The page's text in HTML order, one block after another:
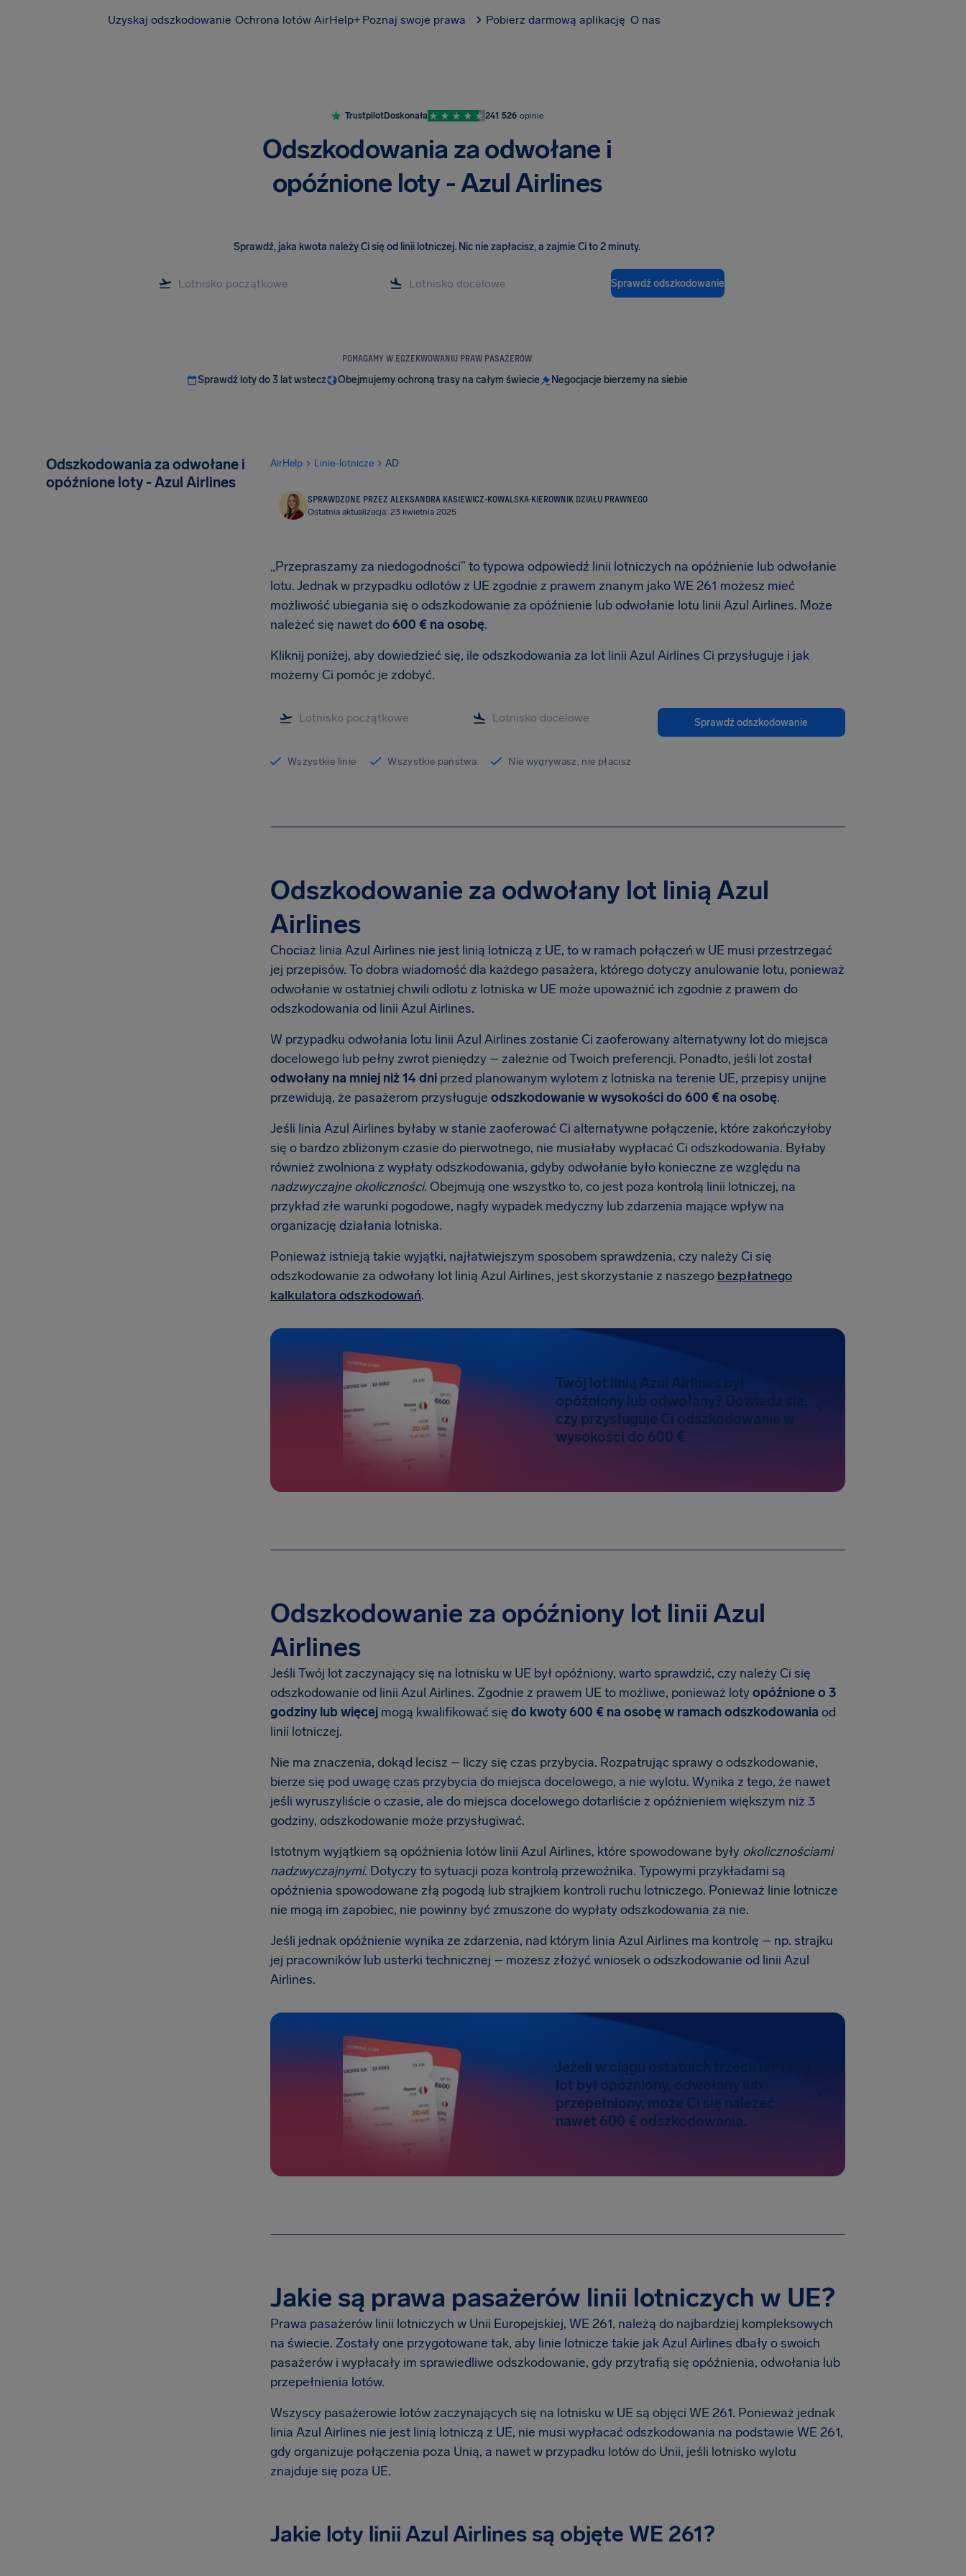
Uzyskaj odszkodowanie Ochrona lotów AirHelp+ Poznaj swoje prawa Pobierz darmową aplikację O nas
TrustpilotDoskonała 241 526 opinie
Odszkodowania za odwołane i
opóźnione loty - Azul Airlines
Sprawdź, jaka kwota należy Ci się od linii lotniczej. Nic nie zapłacisz, a zajmie Ci to 2 minuty.
Sprawdź odszkodowanie
POMAGAMY W EGZEKWOWANIU PRAW PASAŻERÓW
Sprawdź loty do 3 lat wstecz Obejmujemy ochroną trasy na całym świecie Negocjacje bierzemy na siebie
Odszkodowania za odwołane i
opóźnione loty - Azul Airlines
AirHelp Linie-lotnicze AD
SPRAWDZONE PRZEZ ALEKSANDRA KASIEWICZ-KOWALSKA·KIEROWNIK DZIAŁU PRAWNEGO
Ostatnia aktualizacja: 23 kwietnia 2025
„Przepraszamy za niedogodności” to typowa odpowiedź linii lotniczych na opóźnienie lub odwołanie
lotu. Jednak w przypadku odlotów z UE zgodnie z prawem znanym jako WE 261 możesz mieć
możliwość ubiegania się o odszkodowanie za opóźnienie lub odwołanie lotu linii Azul Airlines. Może
należeć się nawet do600 € na osobę.
Kliknij poniżej, aby dowiedzieć się, ile odszkodowania za lot linii Azul Airlines Ci przysługuje i jak
możemy Ci pomóc je zdobyć.
Sprawdź odszkodowanie
Wszystkie linie Wszystkie państwa Nie wygrywasz, nie płacisz
Odszkodowanie za odwołany lot linią Azul
Airlines
Chociaż linia Azul Airlines nie jest linią lotniczą z UE, to w ramach połączeń w UE musi przestrzegać
jej przepisów. To dobra wiadomość dla każdego pasażera, którego dotyczy anulowanie lotu, ponieważ
odwołanie w ostatniej chwili odlotu z lotniska w UE może upoważnić ich zgodnie z prawem do
odszkodowania od linii Azul Airlines.
W przypadku odwołania lotu linii Azul Airlines zostanie Ci zaoferowany alternatywny lot do miejsca
docelowego lub pełny zwrot pieniędzy – zależnie od Twoich preferencji. Ponadto, jeśli lot został
odwołany na mniej niż 14 dni przed planowanym wylotem z lotniska na terenie UE, przepisy unijne
przewidują, że pasażerom przysługuje odszkodowanie w wysokości do 600 € na osobę.
Jeśli linia Azul Airlines byłaby w stanie zaoferować Ci alternatywne połączenie, które zakończyłoby
się o bardzo zbliżonym czasie do pierwotnego, nie musiałaby wypłacać Ci odszkodowania. Byłaby
również zwolniona z wypłaty odszkodowania, gdyby odwołanie było konieczne ze względu na
nadzwyczajne okoliczności. Obejmują one wszystko to, co jest poza kontrolą linii lotniczej, na
przykład złe warunki pogodowe, nagły wypadek medyczny lub zdarzenia mające wpływ na
organizację działania lotniska.
Ponieważ istnieją takie wyjątki, najłatwiejszym sposobem sprawdzenia, czy należy Ci się
odszkodowanie za odwołany lot linią Azul Airlines, jest skorzystanie z naszego bezpłatnego
kalkulatora odszkodowań.
Twój lot linią Azul Airlines był
opóźniony lub odwołany? Dowiedz się,
czy przysługuje Ci odszkodowanie w
wysokości do 600 €
Odszkodowanie za opóźniony lot linii Azul
Airlines
Jeśli Twój lot zaczynający się na lotnisku w UE był opóźniony, warto sprawdzić, czy należy Ci się
odszkodowanie od linii Azul Airlines. Zgodnie z prawem UE to możliwe, ponieważ lotyopóźnione o 3
godziny lub więcej mogą kwalifikować się do kwoty 600 € na osobę w ramach odszkodowania od
linii lotniczej.
Nie ma znaczenia, dokąd lecisz – liczy się czas przybycia. Rozpatrując sprawy o odszkodowanie,
bierze się pod uwagę czas przybycia do miejsca docelowego, a nie wylotu. Wynika z tego, że nawet
jeśli wyruszyliście o czasie, ale do miejsca docelowego dotarliście z opóźnieniem większym niż 3
godziny, odszkodowanie może przysługiwać.
Istotnym wyjątkiem są opóźnienia lotów linii Azul Airlines, które spowodowane były okolicznościami
nadzwyczajnymi. Dotyczy to sytuacji poza kontrolą przewoźnika. Typowymi przykładami są
opóźnienia spowodowane złą pogodą lub strajkiem kontroli ruchu lotniczego. Ponieważ linie lotnicze
nie mogą im zapobiec, nie powinny być zmuszone do wypłaty odszkodowania za nie.
Jeśli jednak opóźnienie wynika ze zdarzenia, nad którym linia Azul Airlines ma kontrolę – np. strajku
jej pracowników lub usterki technicznej – możesz złożyć wniosek o odszkodowanie od linii Azul
Airlines.
Jeżeli w ciągu ostatnich trzech lat Twój
lot był opóźniony, odwołany lub
przepełniony, może Ci się należeć
nawet 600 € odszkodowania.
Jakie są prawa pasażerów linii lotniczych w UE?
Prawa pasażerów linii lotniczych w Unii Europejskiej, WE 261, należą do najbardziej kompleksowych
na świecie. Zostały one przygotowane tak, aby linie lotnicze takie jak Azul Airlines dbały o swoich
pasażerów i wypłacały im sprawiedliwe odszkodowanie, gdy przytrafią się opóźnienia, odwołania lub
przepełnienia lotów.
Wszyscy pasażerowie lotów zaczynających się na lotnisku w UE są objęci WE 261. Ponieważ jednak
linia Azul Airlines nie jest linią lotniczą z UE, nie musi wypłacać odszkodowania na podstawie WE 261,
gdy organizuje połączenia poza Unią, a nawet w przypadku lotów do Unii, jeśli lotnisko wylotu
znajduje się poza UE.
Jakie loty linii Azul Airlines są objęte WE 261?